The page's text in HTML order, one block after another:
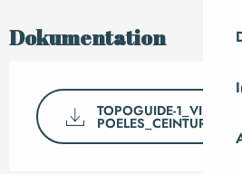
Dokumentation
TOPOGUIDE-
POELES_CEINTURE-